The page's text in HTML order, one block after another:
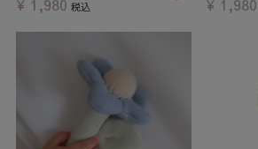
¥ 1,980 税込 ¥ 1,980